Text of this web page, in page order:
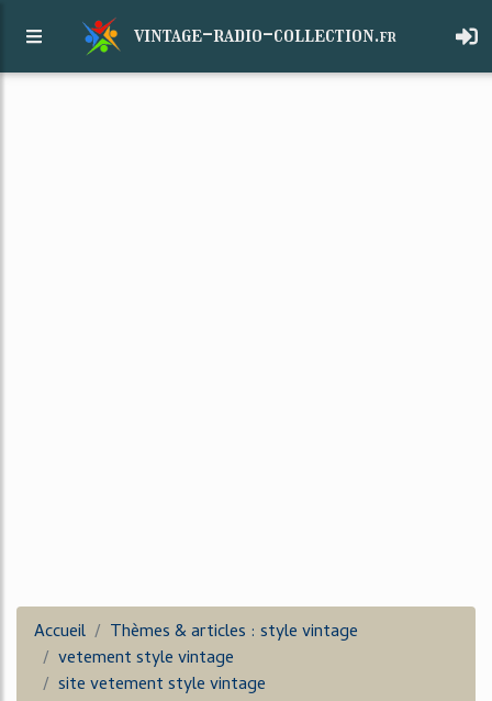
vintage-radio-collection.fr
Accueil
Thèmes & articles : style vintage
vetement style vintage
site vetement style vintage